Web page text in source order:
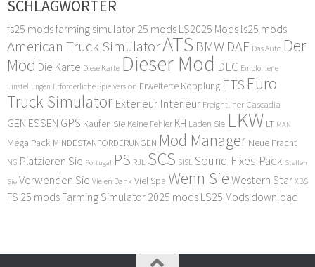
SCHLAGWÖRTER
fs25 modsfarming simulator 25 mods LS2025 Mods ls25 mods
American Truck SimulatorATS BMW DAF Das Auto Der
Mod Die Karte Diese Karte Dieser Mod DLC Empfohlene
Einstellungen Erforderliche Spielversion Erweiterte Kopplung ETS Euro
Truck Simulator Exterieur Interieur Freightliner Cascadia
GENIESSEN GPS Kaufen Sie Keine Fehler KH Laden Sie LKW LT MAN
Mega Pack MINDESTANFORDERUNGEN Mod Manager Neue Fracht
NG Platzieren Sie Portugal PS RJL SCS SISLSound Fixes Pack Stellen
Sie Verwenden Sie Vielen Dank Viel Spa Wenn Sie Western Star XBS
FS 25 mods Farming Simulator 2025 mods LS25 Mods download